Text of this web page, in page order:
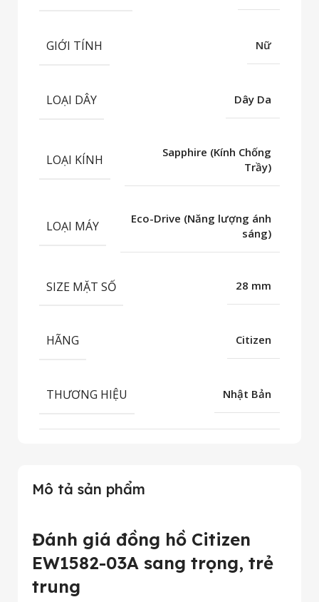
Mô tả sản phẩm
Đánh giá đồng hồ Citizen
EW1582-03A sang trọng, trẻ
trung
GIỚI TÍNH Nữ
LOẠI DÂY Dây Da
LOẠI KÍNH
Sapphire (Kính Chống
Trầy)
LOẠI MÁY
Eco-Drive (Năng lượng ánh
sáng)
SIZE MẶT SỐ 28 mm
HÃNG Citizen
THƯƠNG HIỆU Nhật Bản